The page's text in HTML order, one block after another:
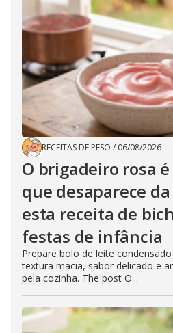
RECEITAS DE PESO / 06/08/2026
O brigadeiro rosa
que desaparece
esta receita de
festas de infância
Prepare bolo de leite
textura macia, sabor delicado e
pela cozinha. The post O...